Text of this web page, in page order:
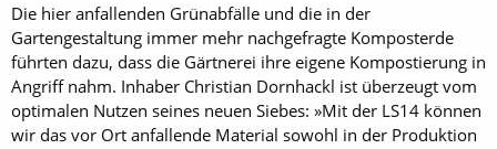
Die hier anfallenden Grünabfälle und die in der
Gartengestaltung immer mehr nachgefragte Komposterde
führten dazu, dass die Gärtnerei ihre eigene Kompostierung in
Angriff nahm. Inhaber Christian Dornhackl ist überzeugt vom
optimalen Nutzen seines neuen Siebes: »Mit der LS14 können
wir das vor Ort anfallende Material sowohl in der Produktion